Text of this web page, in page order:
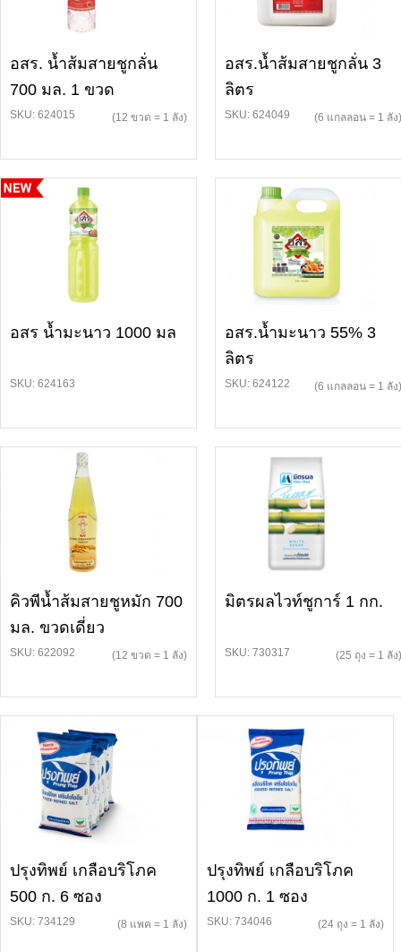
อสร. น้ำส้มสายชูกลั่น
700 มล. 1 ขวด
SKU: 624015 (12 ขวด = 1 ลัง)
อสร.น้ำส้มสายชูกลั่น 3
ลิตร
SKU: 624049 (6 แกลลอน = 1 ลัง)
อสร น้ำมะนาว 1000 มล
SKU: 624163
อสร.น้ำมะนาว 55% 3
ลิตร
SKU: 624122 (6 แกลลอน = 1 ลัง)
คิวพีน้ำส้มสายชูหมัก 700
มล. ขวดเดี่ยว
SKU: 622092 (12 ขวด = 1 ลัง)
มิตรผลไวท์ชูการ์ 1 กก.
SKU: 730317 (25 ถุง = 1 ลัง)
ปรุงทิพย์ เกลือบริโภค
500 ก. 6 ซอง
SKU: 734129 (8 แพค = 1 ลัง)
ปรุงทิพย์ เกลือบริโภค
1000 ก. 1 ซอง
SKU: 734046 (24 ถุง = 1 ลัง)